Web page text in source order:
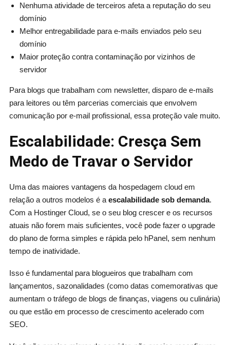
Nenhuma atividade de terceiros afeta a reputação do seu
domínio
Melhor entregabilidade para e-mails enviados pelo seu
domínio
Maior proteção contra contaminação por vizinhos de
servidor
Para blogs que trabalham com newsletter, disparo de e-mails
para leitores ou têm parcerias comerciais que envolvem
comunicação por e-mail profissional, essa proteção vale muito.
Escalabilidade: Cresça Sem
Medo de Travar o Servidor
Uma das maiores vantagens da hospedagem cloud em
relação a outros modelos é a escalabilidade sob demanda.
Com a Hostinger Cloud, se o seu blog crescer e os recursos
atuais não forem mais suficientes, você pode fazer o upgrade
do plano de forma simples e rápida pelo hPanel, sem nenhum
tempo de inatividade.
Isso é fundamental para blogueiros que trabalham com
lançamentos, sazonalidades (como datas comemorativas que
aumentam o tráfego de blogs de finanças, viagens ou culinária)
ou que estão em processo de crescimento acelerado com
SEO.